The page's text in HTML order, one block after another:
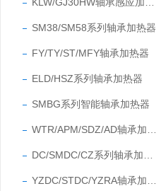
SM38/SM58系列轴承加热器
FY/TY/ST/MFY轴承加热器
ELD/HSZ系列轴承加热器
SMBG系列智能轴承加热器